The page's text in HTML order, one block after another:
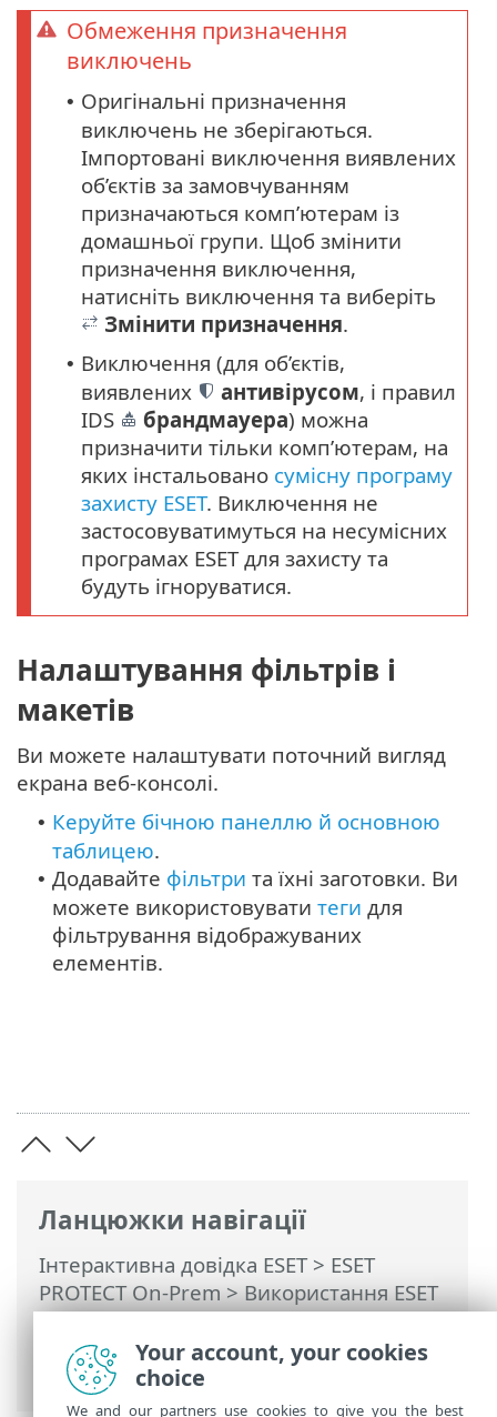
Ланцюжки навігації
Інтерактивна довідка ESET> ESET
PROTECT On-Prem>Використання ESET
PROTECT On-Prem>ESET PROTECT On-
Prem Головне меню> Докладніше >
Виключення
Обмеження призначення
виключень
• Оригінальні призначення
виключень не зберігаються.
Імпортовані виключення виявлених
об’єктів за замовчуванням
призначаються комп’ютерам із
домашньої групи. Щоб змінити
призначення виключення,
натисніть виключення та виберіть
Змінити призначення.
• Виключення (для об’єктів,
виявлених
антивірусом, і правил
IDS
брандмауера) можна
призначити тільки комп’ютерам, на
яких інстальовано сумісну програму
захисту ESET. Виключення не
застосовуватимуться на несумісних
програмах ESET для захисту та
будуть ігноруватися.
Налаштування фільтрів і
макетів
Ви можете налаштувати поточний вигляд
екрана веб-консолі.
• Керуйте бічною панеллю й основною
таблицею.
• Додавайте фільтри та їхні заготовки. Ви
можете використовувати теги для
фільтрування відображуваних
елементів.
Your account, your cookies
choice
We and our partners use cookies to give you the best